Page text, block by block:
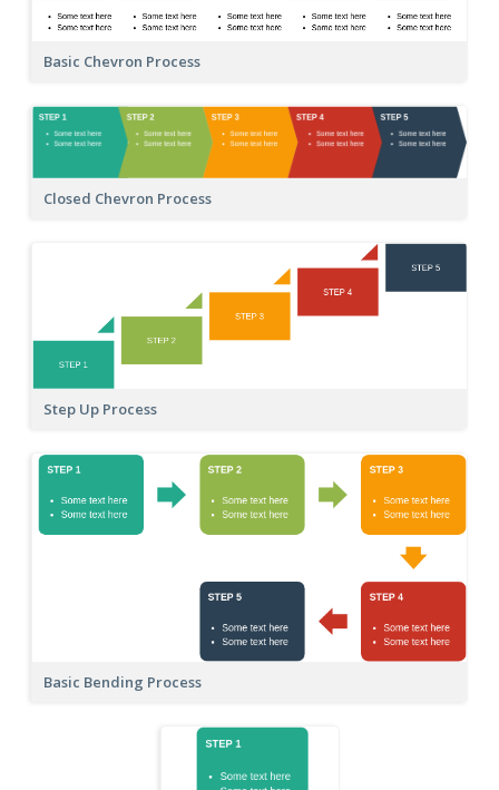
Basic Chevron Process
Closed Chevron Process
Step Up Process
Basic Bending Process